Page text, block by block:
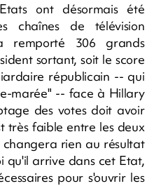
ont désormais été
chaînes de télévision
remporté 306 grands
sortant, soit le score
républicain -- qui
marée" -- face à Hillary
des votes doit avoir
très faible entre les deux
changera rien au résultat
qu'il arrive dans cet Etat,
pour s'ouvrir les